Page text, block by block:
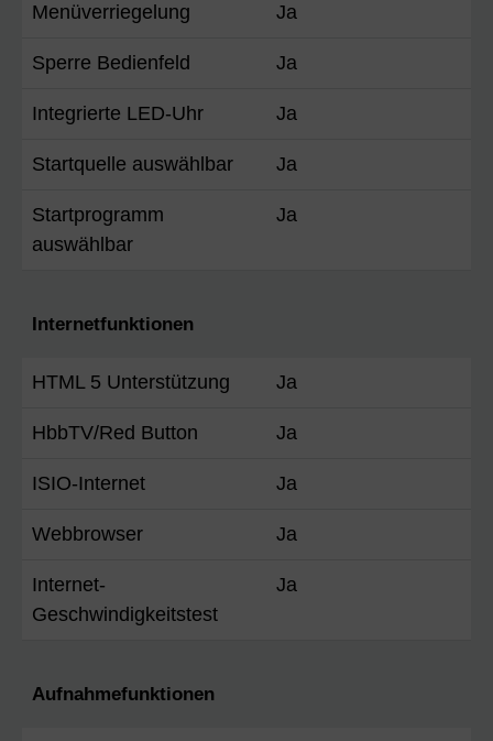
Menüverriegelung Ja
Sperre Bedienfeld Ja
Integrierte LED-Uhr Ja
Startquelle auswählbar Ja
Startprogramm
auswählbar
Ja
Internetfunktionen
HTML 5 Unterstützung Ja
HbbTV/Red Button Ja
ISIO-Internet Ja
Webbrowser Ja
Internet-
Geschwindigkeitstest
Ja
Aufnahmefunktionen